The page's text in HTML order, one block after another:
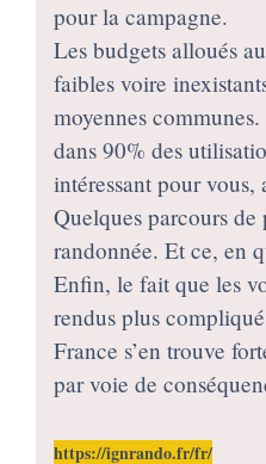
pour la campagne.
Les budgets alloués
faibles voire
moyennes communes.
dans 90% des
intéressant pour vous,
Quelques parcours de
randonnée. Et ce, en
Enfin, le fait que les
rendus plus
France s’en trouve
par voie de
https://ignrando.fr/fr/